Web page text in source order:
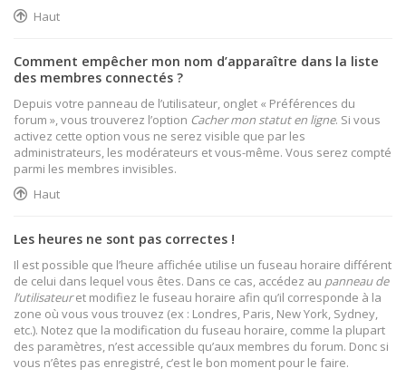
Haut
Comment empêcher mon nom d’apparaître dans la liste
des membres connectés ?
Depuis votre panneau de l’utilisateur, onglet « Préférences du
forum », vous trouverez l’option Cacher mon statut en ligne. Si vous
activez cette option vous ne serez visible que par les
administrateurs, les modérateurs et vous-même. Vous serez compté
parmi les membres invisibles.
Haut
Les heures ne sont pas correctes !
Il est possible que l’heure affichée utilise un fuseau horaire différent
de celui dans lequel vous êtes. Dans ce cas, accédez au panneau de
l’utilisateuret modifiez le fuseau horaire afin qu’il corresponde à la
zone où vous vous trouvez (ex : Londres, Paris, New York, Sydney,
etc.). Notez que la modification du fuseau horaire, comme la plupart
des paramètres, n’est accessible qu’aux membres du forum. Donc si
vous n’êtes pas enregistré, c’est le bon moment pour le faire.